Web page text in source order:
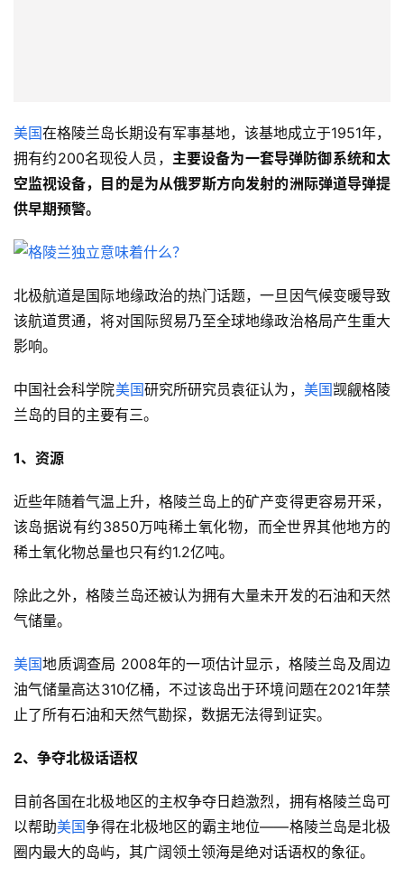
美国在格陵兰岛长期设有军事基地，该基地成立于1951年，
拥有约200名现役人员， 主要设备为一套导弹防御系统和太
空监视设备，目的是为从俄罗斯方向发射的洲际弹道导弹提
供早期预警。
北极航道是国际地缘政治的热门话题，一旦因气候变暖导致
该航道贯通，将对国际贸易乃至全球地缘政治格局产生重大
影响。
中国社会科学院美国研究所研究员袁征认为， 美国觊觎格陵
兰岛的目的主要有三。
1、资源
近些年随着气温上升，格陵兰岛上的矿产变得更容易开采，
该岛据说有约3850万吨稀土氧化物，而全世界其他地方的
稀土氧化物总量也只有约1.2亿吨。
除此之外，格陵兰岛还被认为拥有大量未开发的石油和天然
气储量。
美国地质调查局 2008年的一项估计显示，格陵兰岛及周边
油气储量高达310亿桶，不过该岛出于环境问题在2021年禁
止了所有石油和天然气勘探，数据无法得到证实。
2、争夺北极话语权
目前各国在北极地区的主权争夺日趋激烈，拥有格陵兰岛可
以帮助美国争得在北极地区的霸主地位——格陵兰岛是北极
圈内最大的岛屿，其广阔领土领海是绝对话语权的象征。